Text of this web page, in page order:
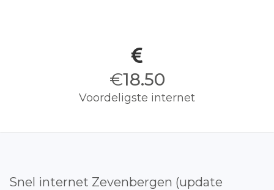
€18.50
Voordeligste internet
Snel internet Zevenbergen (update